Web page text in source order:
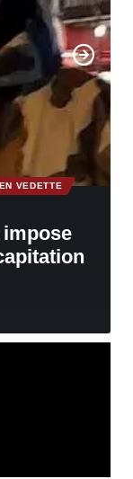
EN VEDETTE
impose